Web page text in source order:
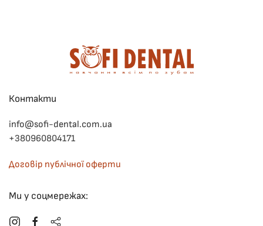
Контакти
info@sofi-dental.com.ua
+380960804171
Договір публічної оферти
Ми у соцмережах: